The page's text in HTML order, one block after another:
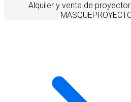
Alquiler y venta de